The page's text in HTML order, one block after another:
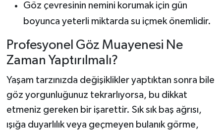
Göz çevresinin nemini korumak için gün
boyunca yeterli miktarda su içmek önemlidir.
Profesyonel Göz Muayenesi Ne
Zaman Yaptırılmalı?
Yaşam tarzınızda değişiklikler yaptıktan sonra bile
göz yorgunluğunuz tekrarlıyorsa, bu dikkat
etmeniz gereken bir işarettir. Sık sık baş ağrısı,
ışığa duyarlılık veya geçmeyen bulanık görme,